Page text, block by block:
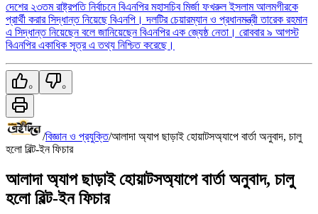
দেশের ২৩তম রাষ্ট্রপতি নির্বাচনে বিএনপির মহাসচিব মির্জা ফখরুল ইসলাম আলমগীরকে
প্রার্থী করার সিদ্ধান্ত নিয়েছে বিএনপি। দলটির চেয়ারম্যান ও প্রধানমন্ত্রী তারেক রহমান
এ সিদ্ধান্ত নিয়েছেন বলে জানিয়েছেন বিএনপির এক জ্যেষ্ঠ নেতা। রোববার ৯ আগস্ট
বিএনপির একাধিক সূত্র এ তথ্য নিশ্চিত করেছে।
০ ০
/বিজ্ঞান ও প্রযুক্তি/আলাদা অ্যাপ ছাড়াই হোয়াটসঅ্যাপে বার্তা অনুবাদ, চালু
হলো বিল্ট-ইন ফিচার
আলাদা অ্যাপ ছাড়াই হোয়াটসঅ্যাপে বার্তা অনুবাদ, চালু
হলো বিল্ট-ইন ফিচার